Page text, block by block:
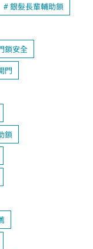
銀髮長輩輔助鎖
鎖安全
門
鎖